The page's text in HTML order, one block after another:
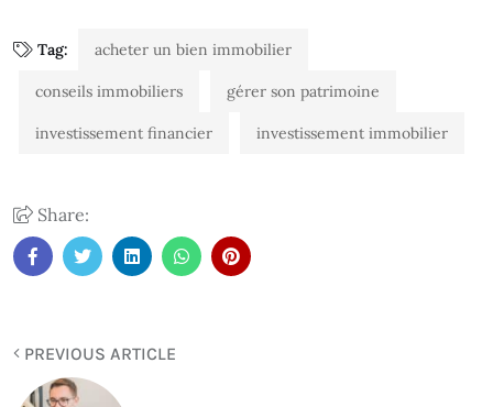
Tag: acheter un bien immobilier
conseils immobiliers gérer son patrimoine
investissement financier investissement immobilier
Share:
PREVIOUS ARTICLE